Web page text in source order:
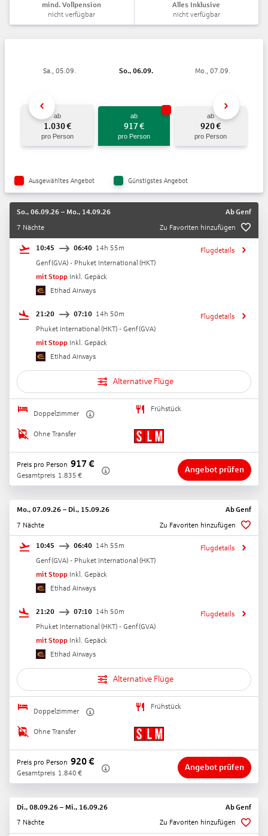
mind. Vollpension
nicht verfügbar
Alles Inklusive
nicht verfügbar
Sa., 05.09.
ab
1.030€
pro Person
So., 06.09.
ab
917 €
pro Person
Mo., 07.09.
ab
920€
pro Person
Ausgewähltes Angebot Günstigstes Angebot
So., 06.09.26 – Mo., 14.09.26 AbGenf
7 Nächte
Zu Favoriten hinzufügen
10:45 06:40 14h 55m
Genf(GVA) - Phuket International (HKT)
mit Stopp Inkl. Gepäck
Etihad Airways
Flugdetails
21:20 07:10 14h 50m
Phuket International (HKT) - Genf(GVA)
mit Stopp Inkl. Gepäck
Etihad Airways
Flugdetails
Alternative Flüge
Doppelzimmer
Frühstück
Ohne Transfer
Preis pro Person 917 €
Gesamtpreis 1.835 €
Angebot prüfen
Mo., 07.09.26 – Di., 15.09.26 AbGenf
7 Nächte
Zu Favoriten hinzufügen
10:45 06:40 14h 55m
Genf(GVA) - Phuket International (HKT)
mit Stopp Inkl. Gepäck
Etihad Airways
Flugdetails
21:20 07:10 14h 50m
Phuket International (HKT) - Genf(GVA)
mit Stopp Inkl. Gepäck
Etihad Airways
Flugdetails
Alternative Flüge
Doppelzimmer
Frühstück
Ohne Transfer
Preis pro Person 920€
Gesamtpreis 1.840 €
Angebot prüfen
Di., 08.09.26 – Mi., 16.09.26 AbGenf
7 Nächte
Zu Favoriten hinzufügen